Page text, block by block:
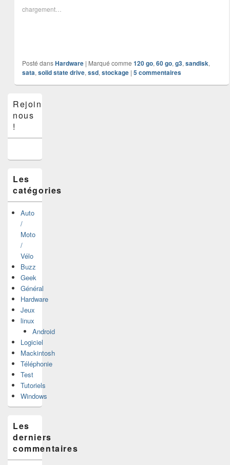
chargement…
Posté dans Hardware | Marqué comme 120 go, 60 go, g3, sandisk,
sata, solid state drive, ssd, stockage | 5commentaires
principale
de
widget
latérale
Rejoins-
nous
!
Les
catégories
Auto
/
Moto
/
Vélo
Buzz
Geek
Général
Hardware
Jeux
linux
Android
Logiciel
Mackintosh
Téléphonie
Test
Tutoriels
Windows
Les
derniers
commentaires